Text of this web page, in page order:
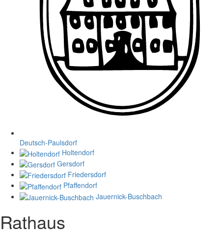
Deutsch-Paulsdorf
Holtendorf
Gersdorf
Friedersdorf
Pfaffendorf
Jauernick-Buschbach
Rathaus